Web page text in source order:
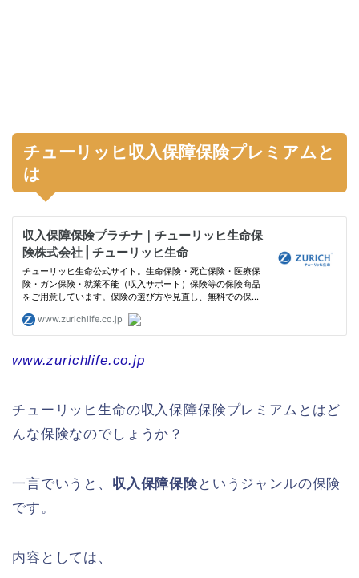
チューリッヒ収入保障保険プレミアムと
は
www.zurichlife.co.jp
チューリッヒ生命の収入保障保険プレミアムとはど
んな保険なのでしょうか？
一言でいうと、 収入保障保険というジャンルの保険
です。
内容としては、